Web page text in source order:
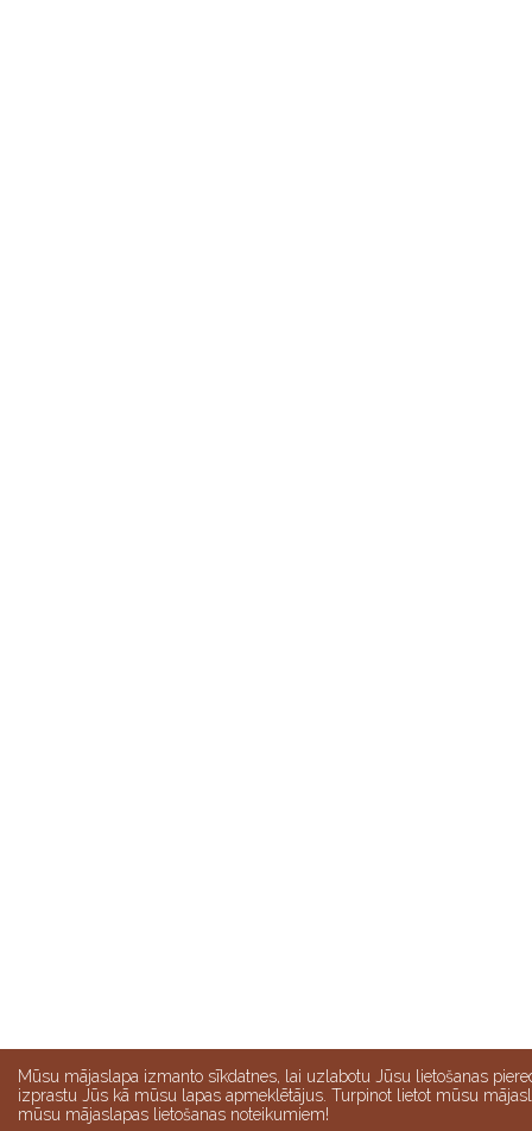
Mūsu mājaslapa izmanto sīkdatnes, lai uzlabotu Jūsu lietošanas
izprastu Jūs kā mūsu lapas apmeklētājus. Turpinot lietot mūsu
mūsu mājaslapas lietošanas noteikumiem!